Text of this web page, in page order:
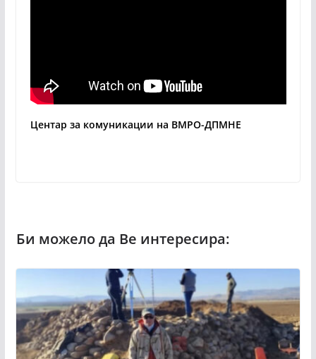
Центар за комуникации на ВМРО-ДПМНЕ